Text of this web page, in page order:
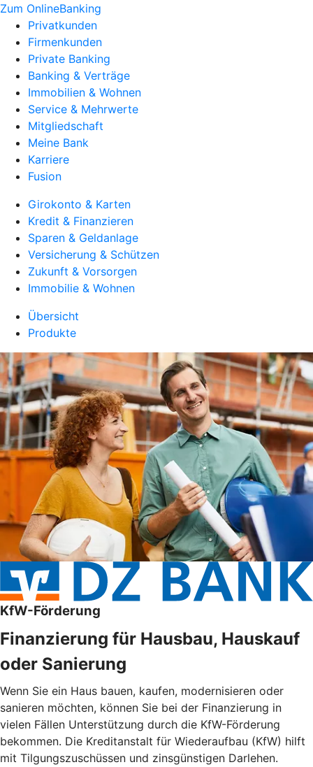
Zum OnlineBanking
Privatkunden
Firmenkunden
Private Banking
Banking & Verträge
Immobilien & Wohnen
Service & Mehrwerte
Mitgliedschaft
Meine Bank
Karriere
Fusion
Girokonto & Karten
Kredit & Finanzieren
Sparen & Geldanlage
Versicherung & Schützen
Zukunft & Vorsorgen
Immobilie & Wohnen
Übersicht
Produkte
KfW-Förderung
Finanzierung für Hausbau, Hauskauf
oder Sanierung
Wenn Sie ein Haus bauen, kaufen, modernisieren oder
sanieren möchten, können Sie bei der Finanzierung in
vielen Fällen Unterstützung durch die KfW-Förderung
bekommen. Die Kreditanstalt für Wiederaufbau (KfW) hilft
mit Tilgungszuschüssen und zinsgünstigen Darlehen.